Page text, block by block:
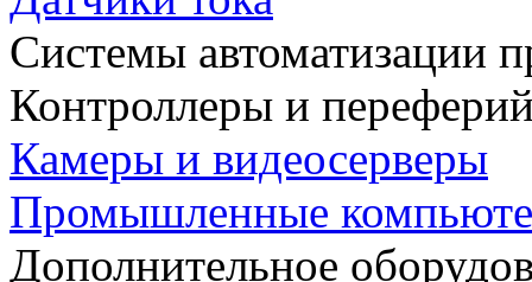
Системы автоматизации
Контроллеры и
Камеры и видеосерверы
Промышленные
Дополнительное